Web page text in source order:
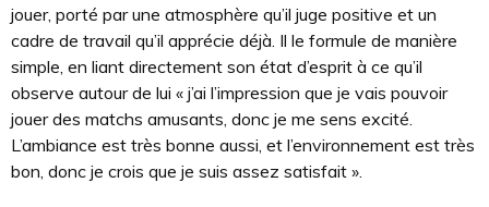
jouer, porté par une atmosphère qu’il juge positive et un
cadre de travail qu’il apprécie déjà. Il le formule de manière
simple, en liant directement son état d’esprit à ce qu’il
observe autour de lui « j’ai l’impression que je vais pouvoir
jouer des matchs amusants, donc je me sens excité.
L’ambiance est très bonne aussi, et l’environnement est très
bon, donc je crois que je suis assez satisfait ».